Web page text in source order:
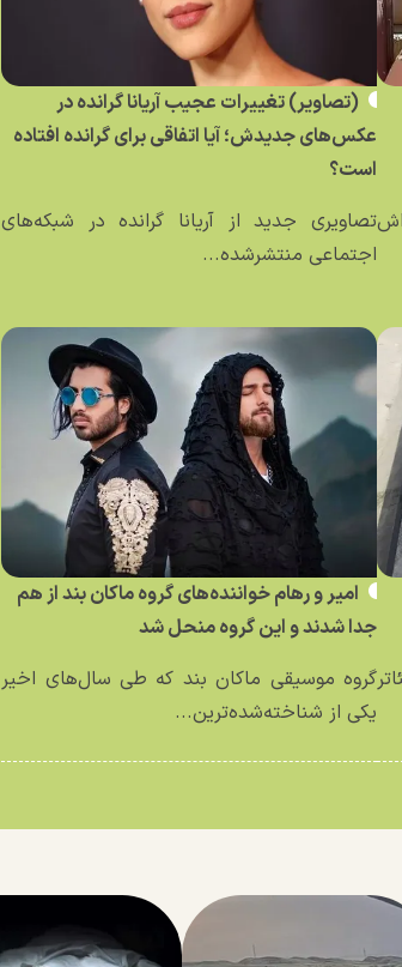
(تصاویر) تغییرات عجیب آریانا گرانده در
عکس‌های جدیدش؛ آیا اتفاقی برای گرانده افتاده
است؟
تصاویری جدید از آریانا گرانده در شبکه‌های
اجتماعی منتشرشده...
امیر و رهام خواننده‌های گروه ماکان بند از هم
جدا شدند و این گروه منحل شد
گروه موسیقی ماکان بند که طی سال‌های اخیر
یکی از شناخته‌شده‌ترین...